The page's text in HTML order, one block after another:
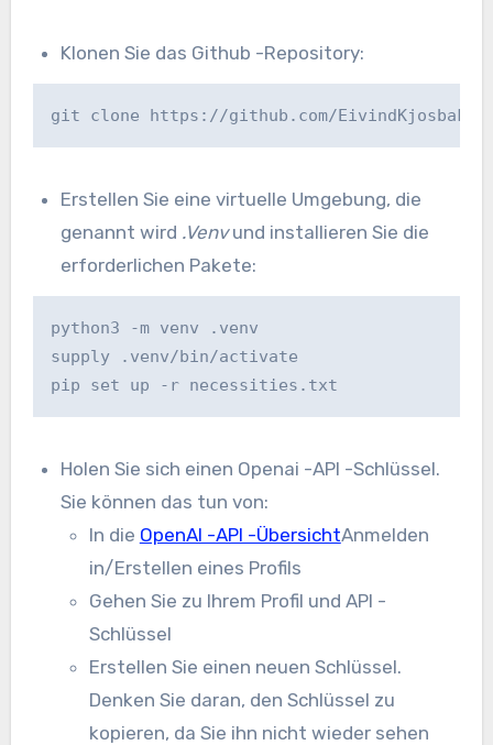
Klonen Sie das Github -Repository:
git clone https://github.com/
Erstellen Sie eine virtuelle Umgebung, die
genannt wird .Venvund installieren Sie die
erforderlichen Pakete:
python3 -m venv .venv
supply .venv/bin/activate
pip set up -r necessities.txt
Holen Sie sich einen Openai -API -Schlüssel.
Sie können das tun von:
In die OpenAI -API -ÜbersichtAnmelden
in/Erstellen eines Profils
Gehen Sie zu Ihrem Profil und API -
Schlüssel
Erstellen Sie einen neuen Schlüssel.
Denken Sie daran, den Schlüssel zu
kopieren, da Sie ihn nicht wieder sehen